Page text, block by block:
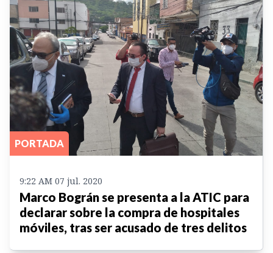
PORTADA
9:22 AM 07 jul. 2020
Marco Bográn se presenta a la ATIC para
declarar sobre la compra de hospitales
móviles, tras ser acusado de tres delitos